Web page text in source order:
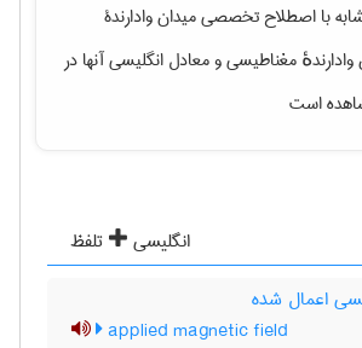
با اصطلاح تخصصیمیدان وادارندۀ
مغناطیسیو معادل انگلیسی آنها در
است
انگلیسی
تلفظ
اعمال شده
applied magnetic field